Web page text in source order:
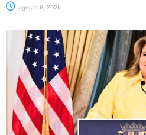
agosto 6, 2026